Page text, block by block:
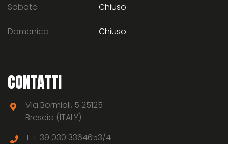
Sabato Chiuso
Domenica Chiuso
CONTATTI
Via Bormioli, 5 25125
Brescia (ITALY)
T + 39 030 3364653/4